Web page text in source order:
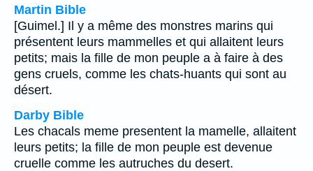
Martin Bible
[Guimel.] Il y a même des monstres marins qui
présentent leurs mammelles et qui allaitent leurs
petits; mais la fille de mon peuple a à faire à des
gens cruels, comme les chats-huants qui sont au
désert.
Darby Bible
Les chacals meme presentent la mamelle, allaitent
leurs petits; la fille de mon peuple est devenue
cruelle comme les autruches du desert.